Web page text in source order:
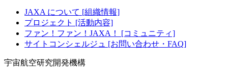
JAXA について [組織情報]
プロジェクト [活動内容]
ファン！ファン！JAXA！ [コミュニティ]
サイトコンシェルジュ [お問い合わせ・FAQ]
宇宙航空研究開発機構